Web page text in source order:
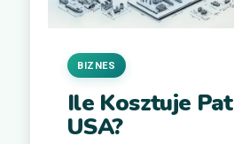
Ile Kosztuje
USA?
BIZNES